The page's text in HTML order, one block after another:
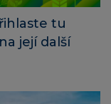
tu
její další